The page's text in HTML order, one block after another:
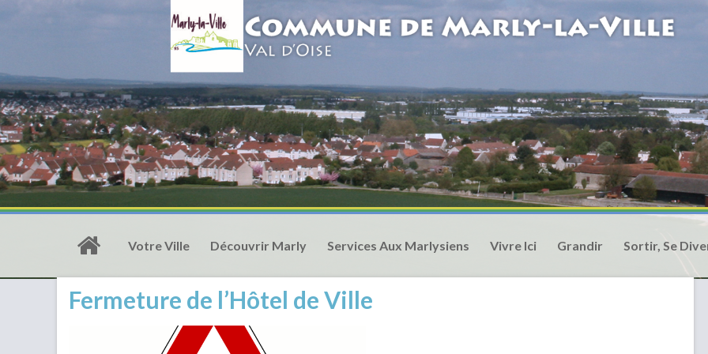
Votre Ville Découvrir Marly Services Aux Marlysiens Vivre Ici Grandir Sortir, Se
Fermeture de l’Hôtel de Ville